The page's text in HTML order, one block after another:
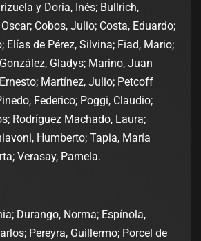
y Doria, Inés; Bullrich,
Cobos, Julio; Costa, Eduardo;
Elías de Pérez, Silvina; Fiad, Mario;
Gladys; Marino, Juan
Martínez, Julio; Petcoff
Federico; Poggi, Claudio;
Rodríguez Machado, Laura;
Humberto; Tapia, María
Verasay, Pamela.
Durango, Norma; Espínola,
Pereyra, Guillermo; Porcel de